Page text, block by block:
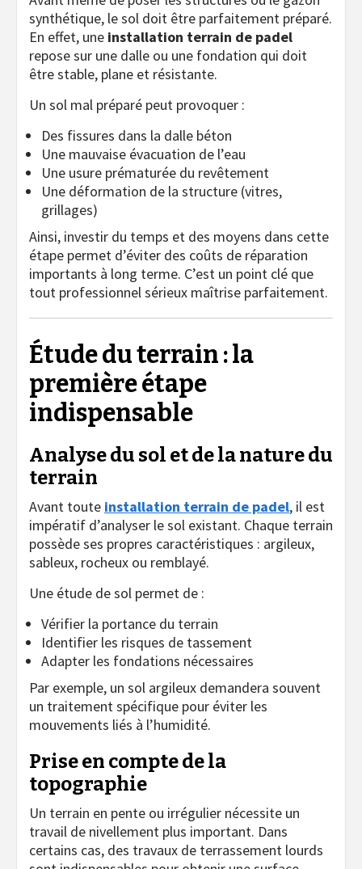
synthétique, le sol doit être parfaitement préparé.
En effet, une installation terrain de padel
repose sur une dalle ou une fondation qui doit
être stable, plane et résistante.
Un sol mal préparé peut provoquer :
Des fissures dans la dalle béton
Une mauvaise évacuation de l’eau
Une usure prématurée du revêtement
Une déformation de la structure (vitres,
grillages)
Ainsi, investir du temps et des moyens dans cette
étape permet d’éviter des coûts de réparation
importants à long terme. C’est un point clé que
tout professionnel sérieux maîtrise parfaitement.
Étude du terrain : la
première étape
indispensable
Analyse du sol et de la nature du
terrain
Avant toute installation terrain de padel, il est
impératif d’analyser le sol existant. Chaque terrain
possède ses propres caractéristiques : argileux,
sableux, rocheux ou remblayé.
Une étude de sol permet de :
Vérifier la portance du terrain
Identifier les risques de tassement
Adapter les fondations nécessaires
Par exemple, un sol argileux demandera souvent
un traitement spécifique pour éviter les
mouvements liés à l’humidité.
Prise en compte de la
topographie
Un terrain en pente ou irrégulier nécessite un
travail de nivellement plus important. Dans
certains cas, des travaux de terrassement lourds